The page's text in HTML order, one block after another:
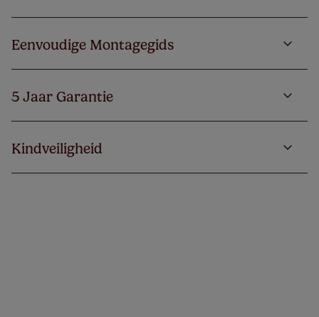
Eenvoudige Montagegids
5 Jaar Garantie
Kindveiligheid